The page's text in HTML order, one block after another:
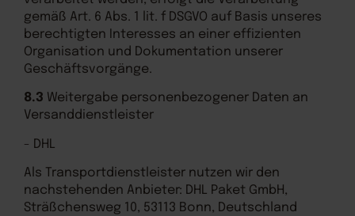
gemäß Art. 6 Abs. 1 lit. f DSGVO auf Basis unseres
berechtigten Interesses an einer effizienten
Organisation und Dokumentation unserer
Geschäftsvorgänge.
8.3 Weitergabe personenbezogener Daten an
Versanddienstleister
- DHL
Als Transportdienstleister nutzen wir den
nachstehenden Anbieter: DHL Paket GmbH,
Sträßchensweg 10, 53113 Bonn, Deutschland